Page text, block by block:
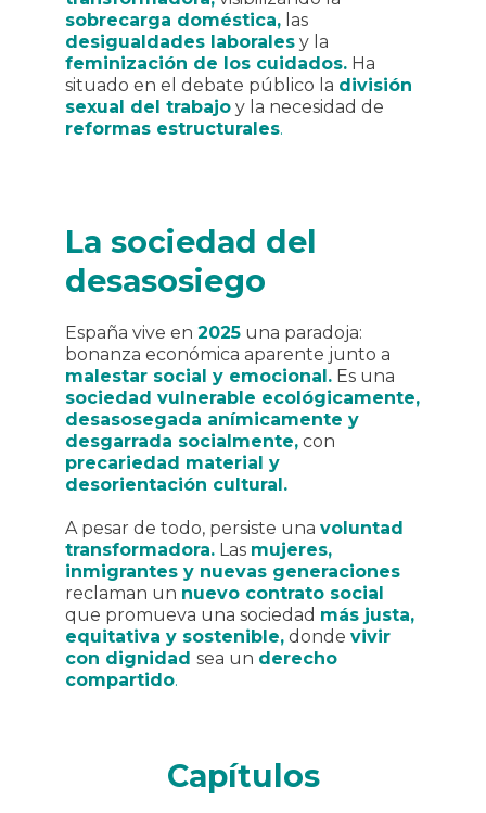
sobrecarga doméstica, las
desigualdades laborales y la
feminización de los cuidados. Ha
situado en el debate público la división
sexual del trabajo y la necesidad de
reformas estructurales.
La sociedad del
desasosiego
España vive en 2025 una paradoja:
bonanza económica aparente junto a
malestar social y emocional. Es una
sociedad vulnerable ecológicamente,
desasosegada anímicamente y
desgarrada socialmente, con
precariedad material y
desorientación cultural.
A pesar de todo, persiste una voluntad
transformadora. Las mujeres,
inmigrantes y nuevas generaciones
reclaman un nuevo contrato social
que promueva una sociedad más justa,
equitativa y sostenible, donde vivir
con dignidad sea un derecho
compartido.
Capítulos